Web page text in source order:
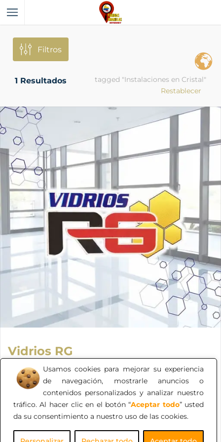
Usamos cookies para mejorar su experiencia
de navegación, mostrarle anuncios o
contenidos personalizados y analizar nuestro
tráfico. Al hacer clic en el botón “Aceptar todo” usted
da su consentimiento a nuestro uso de las cookies.
Filtros
1 Resultados
tagged "Instalaciones en Cristal"
Restablecer
Vidrios RG
Somos una cristalería dedicada a vender vidrios,
espejos, cristales de seguridad, templados, laminados y
blindados, ventanas panorámicas y todo lo que estés
buscando.